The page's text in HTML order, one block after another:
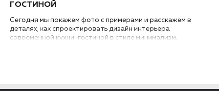
ГОСТИНОЙ
Сегодня мы покажем фото с примерами и расскажем в
деталях, как спроектировать дизайн интерьера
современной кухни-гостиной в стиле минимализм,